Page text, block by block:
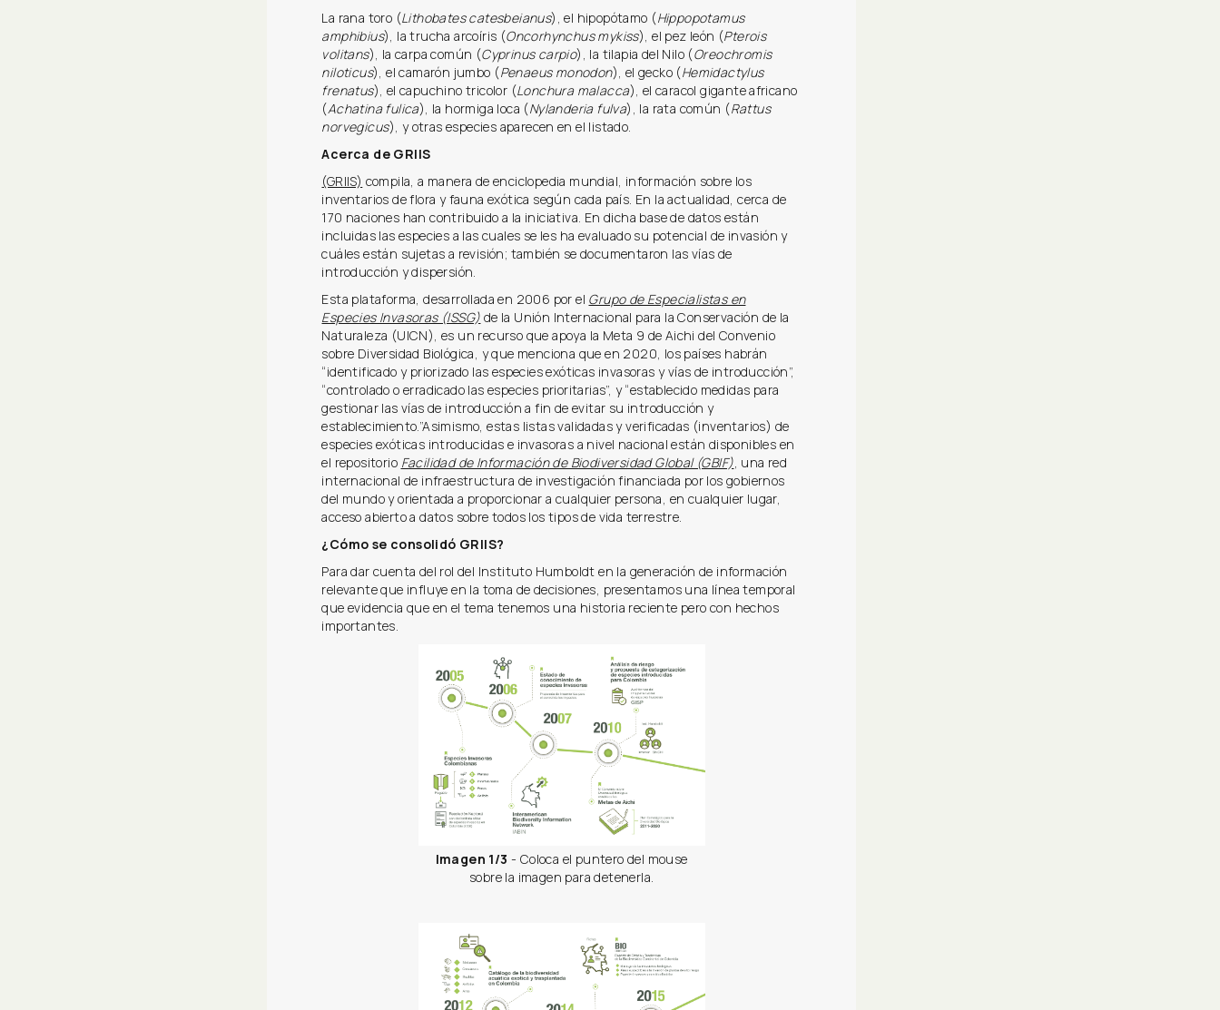
La rana toro (Lithobates catesbeianus), el hipopótamo (Hippopotamus
amphibius), la trucha arcoíris (Oncorhynchus mykiss), el pez león (Pterois
volitans), la carpa común (Cyprinus carpio), la tilapia del Nilo (Oreochromis
niloticus), el camarón jumbo (Penaeus monodon), el gecko (Hemidactylus
frenatus), el capuchino tricolor (Lonchura malacca), el caracol gigante africano
(Achatina fulica), la hormiga loca (Nylanderia fulva), la rata común (Rattus
norvegicus), y otras especies aparecen en el listado.
Acerca de GRIIS
(GRIIS) compila, a manera de enciclopedia mundial, información sobre los
inventarios de flora y fauna exótica según cada país. En la actualidad, cerca de
170 naciones han contribuido a la iniciativa. En dicha base de datos están
incluidas las especies a las cuales se les ha evaluado su potencial de invasión y
cuáles están sujetas a revisión; también se documentaron las vías de
introducción y dispersión.
Esta plataforma, desarrollada en 2006 por el Grupo de Especialistas en
Especies Invasoras (ISSG) de la Unión Internacional para la Conservación de la
Naturaleza (UICN), es un recurso que apoya la Meta 9 de Aichi del Convenio
sobre Diversidad Biológica, y que menciona que en 2020, los países habrán
“identificado y priorizado las especies exóticas invasoras y vías de introducción”,
“controlado o erradicado las especies prioritarias”, y “establecido medidas para
gestionar las vías de introducción a fin de evitar su introducción y
establecimiento.”Asimismo, estas listas validadas y verificadas (inventarios) de
especies exóticas introducidas e invasoras a nivel nacional están disponibles en
el repositorio Facilidad de Información de Biodiversidad Global (GBIF), una red
internacional de infraestructura de investigación financiada por los gobiernos
del mundo y orientada a proporcionar a cualquier persona, en cualquier lugar,
acceso abierto a datos sobre todos los tipos de vida terrestre.
¿Cómo se consolidó GRIIS?
Para dar cuenta del rol del Instituto Humboldt en la generación de información
relevante que influye en la toma de decisiones, presentamos una línea temporal
que evidencia que en el tema tenemos una historia reciente pero con hechos
importantes.
Imagen 1/3 - Coloca el puntero del mouse
sobre la imagen para detenerla.